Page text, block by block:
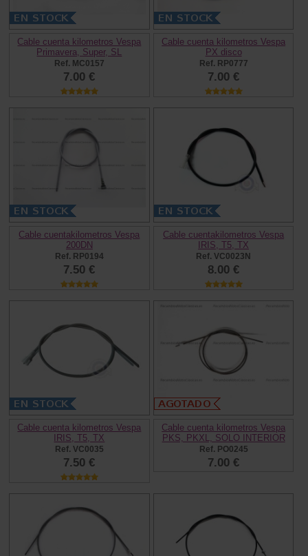
Cable cuenta kilometros Vespa
Primavera, Super, SL
Ref. MC0157
7.00 €
Cable cuenta kilometros Vespa
PX disco
Ref. RP0777
7.00 €
Cable cuentakilometros Vespa
200DN
Ref. RP0194
7.50 €
Cable cuentakilometros Vespa
IRIS, T5, TX
Ref. VC0023N
8.00 €
Cable cuenta kilometros Vespa
IRIS, T5, TX
Ref. VC0035
7.50 €
Cable cuenta kilometros Vespa
PKS, PKXL, SOLO INTERIOR
Ref. PO0245
7.00 €